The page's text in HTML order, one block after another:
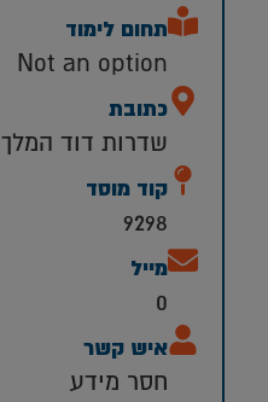
תחום לימוד
Not an option
כתובת
שדרות דוד המלך
קוד מוסד
9298
מייל
0
איש קשר
חסר מידע